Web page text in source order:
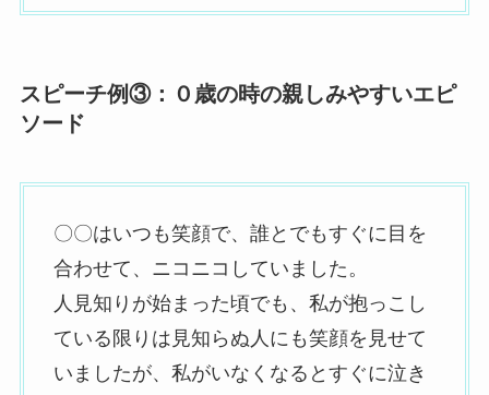
スピーチ例③：０歳の時の親しみやすいエピ
ソード
〇〇はいつも笑顔で、誰とでもすぐに目を
合わせて、ニコニコしていました。
人見知りが始まった頃でも、私が抱っこし
ている限りは見知らぬ人にも笑顔を見せて
いましたが、私がいなくなるとすぐに泣き